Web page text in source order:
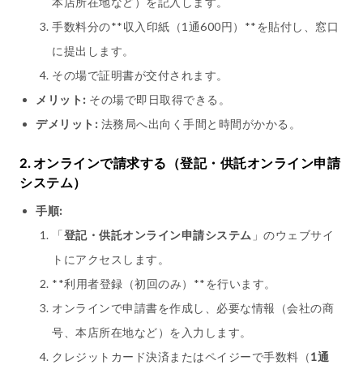
手数料分の**収入印紙（1通600円）**を貼付し、窓口
に提出します。
その場で証明書が交付されます。
メリット: その場で即日取得できる。
デメリット: 法務局へ出向く手間と時間がかかる。
2. オンラインで請求する（登記・供託オンライン申請
システム）
手順:
「登記・供託オンライン申請システム 」のウェブサイ
トにアクセスします。
**利用者登録（初回のみ）**を行います。
オンラインで申請書を作成し、必要な情報（会社の商
号、本店所在地など）を入力します。
クレジットカード決済またはペイジーで手数料（1通